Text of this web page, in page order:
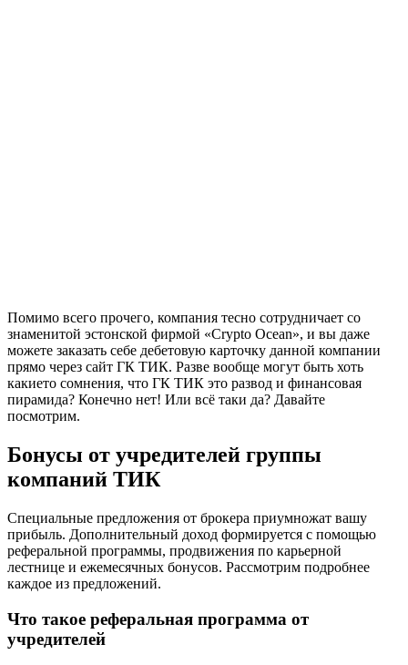
Помимо всего прочего, компания тесно сотрудничает со
знаменитой эстонской фирмой «Crypto Ocean», и вы даже
можете заказать себе дебетовую карточку данной компании
прямо через сайт ГК ТИК. Разве вообще могут быть хоть
какието сомнения, что ГК ТИК это развод и финансовая
пирамида? Конечно нет! Или всё таки да? Давайте
посмотрим.
Бонусы от учредителей группы
компаний ТИК
Специальные предложения от брокера приумножат вашу
прибыль. Дополнительный доход формируется с помощью
реферальной программы, продвижения по карьерной
лестнице и ежемесячных бонусов. Рассмотрим подробнее
каждое из предложений.
Что такое реферальная программа от
учредителей